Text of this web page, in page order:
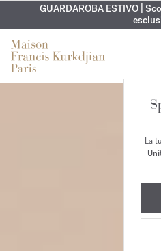
ESCLUSIVO | Scopri la nuova
tuo
INCISIONE GRATUITA | Su
corpo fino al
GUARDAROBA ESTIVO |
La